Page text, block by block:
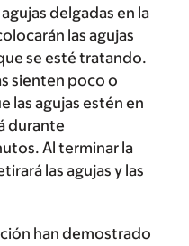
delgadas en la
las agujas
se esté tratando.
sienten poco o
las agujas estén en
durante
Al terminar la
las agujas y las
han demostrado